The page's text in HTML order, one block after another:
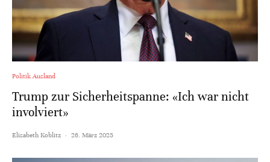
Politik Ausland
Trump zur Sicherheitspanne: «Ich war nicht
involviert»
Elisabeth Koblitz · 26. März 2025